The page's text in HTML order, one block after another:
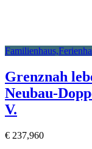
Grenznah
Neubau-
V.
€ 237,960